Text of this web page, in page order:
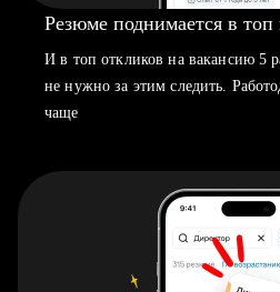
Резюме поднимается в топ
И в топ откликов на вакансию 5
не нужно за этим следить.
чаще